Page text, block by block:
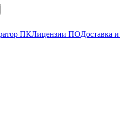
ПКЛицензии ПОДоставка